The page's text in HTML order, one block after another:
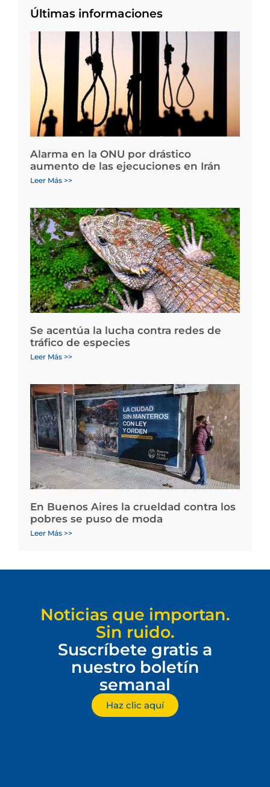
Últimas informaciones
Alarma en la ONU por drástico
aumento de las ejecuciones en Irán
Leer Más >>
Se acentúa la lucha contra redes de
tráfico de especies
Leer Más >>
En Buenos Aires la crueldad contra los
pobres se puso de moda
Leer Más >>
Noticias que importan.
Sin ruido.
Suscríbete gratis a
nuestro boletín
semanal
Haz clic aquí